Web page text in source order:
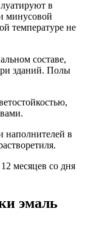
в
минусовой
температуре не
составе,
зданий. Полы
наполнителей в
месяцев со дня
эмаль